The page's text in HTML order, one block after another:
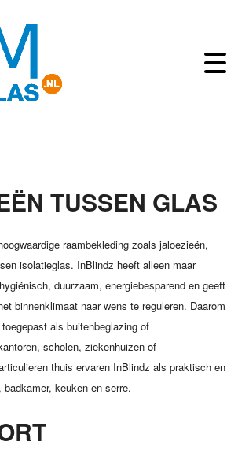
TUSSEN GLAS
raambekleding zoals jaloezieën,
isolatieglas. InBlindz heeft alleen maar
duurzaam, energiebesparend en geeft
binnenklimaat naar wens te reguleren. Daarom
als buitenbeglazing of
scholen, ziekenhuizen of
thuis ervaren InBlindz als praktisch en
keuken en serre.